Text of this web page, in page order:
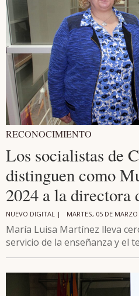
RECONOCIMIENTO
Los socialistas de
distinguen como
2024 a la directora
NUEVO DIGITAL | MARTES, 05 DE
María Luisa Martínez lleva
servicio de la enseñanza y el